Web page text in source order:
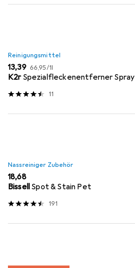
Reinigungsmittel
EUR
13,39 EUR
66,95/1l
K2r Spezialfleckenentferner Spray
11
Nassreiniger Zubehör
EUR
18,68
Bissell Spot & Stain Pet
191